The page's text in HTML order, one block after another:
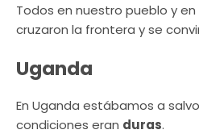
Todos en nuestro pueblo y
cruzaron la frontera y se
Uganda
En Uganda estábamos a
condiciones eran duras.